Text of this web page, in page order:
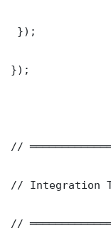
});
});
//
// Integration
//